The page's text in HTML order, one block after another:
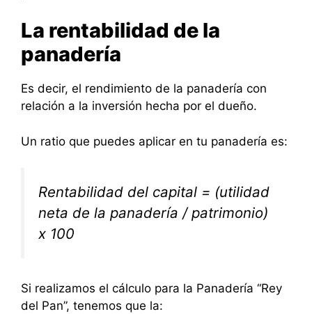
La rentabilidad de la
panadería
Es decir, el rendimiento de la panadería con
relación a la inversión hecha por el dueño.
Un ratio que puedes aplicar en tu panadería es:
Rentabilidad del capital = (utilidad
neta de la panadería / patrimonio)
x 100
Si realizamos el cálculo para la Panadería “Rey
del Pan”, tenemos que la: